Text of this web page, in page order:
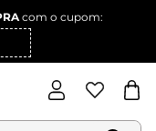
com o cupom: